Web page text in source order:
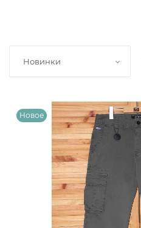
Новинки